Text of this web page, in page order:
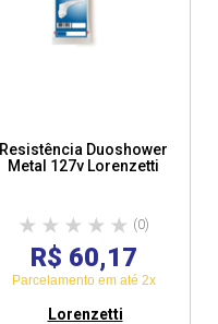
Resistência Duoshower
Metal 127v Lorenzetti
(0)
R$ 60,17
Parcelamento em até 2x
Lorenzetti